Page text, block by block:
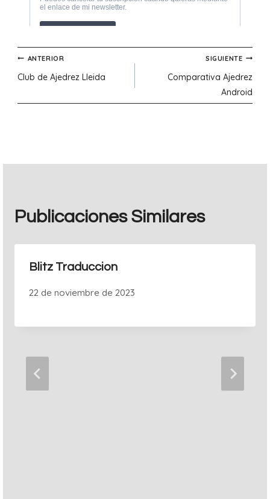
Navegación
ANTERIOR
Club de Ajedrez Lleida
SIGUIENTE
Comparativa Ajedrez
Android
Publicaciones Similares
Blitz Traduccion
22 de noviembre de 2023